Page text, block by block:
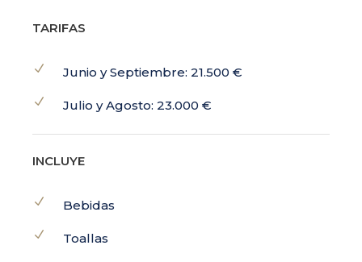
TARIFAS
Junio y Septiembre: 21.500 €
Julio y Agosto: 23.000 €
INCLUYE
Bebidas
Toallas